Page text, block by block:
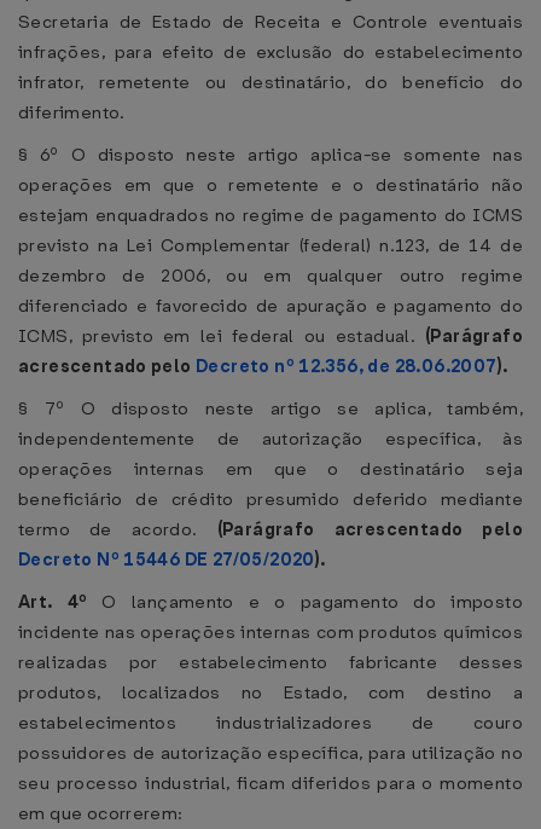
Secretaria de Estado de Receita e Controle eventuais
infrações, para efeito de exclusão do estabelecimento
infrator, remetente ou destinatário, do benefício do
diferimento.
§ 6º O disposto neste artigo aplica-se somente nas
operações em que o remetente e o destinatário não
estejam enquadrados no regime de pagamento do ICMS
previsto na Lei Complementar (federal) n.123, de 14 de
dezembro de 2006, ou em qualquer outro regime
diferenciado e favorecido de apuração e pagamento do
ICMS, previsto em lei federal ou estadual. (Parágrafo
acrescentado pelo Decreto nº 12.356, de 28.06.2007).
§ 7º O disposto neste artigo se aplica, também,
independentemente de autorização específica, às
operações internas em que o destinatário seja
beneficiário de crédito presumido deferido mediante
termo de acordo. (Parágrafo acrescentado pelo
Decreto Nº 15446 DE 27/05/2020).
Art. 4º O lançamento e o pagamento do imposto
incidente nas operações internas com produtos químicos
realizadas por estabelecimento fabricante desses
produtos, localizados no Estado, com destino a
estabelecimentos industrializadores de couro
possuidores de autorização específica, para utilização no
seu processo industrial, ficam diferidos para o momento
em que ocorrerem: